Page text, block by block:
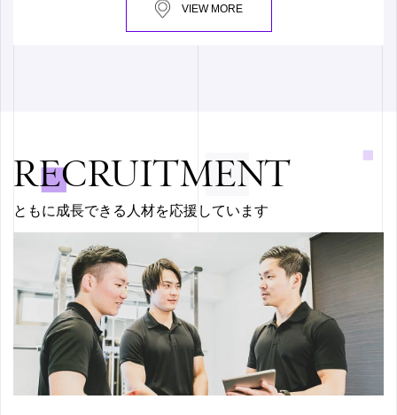
VIEW MORE
RECRUITMENT
ともに成長できる人材を応援しています